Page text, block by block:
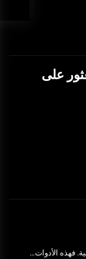
على
فهذه الأدوات…